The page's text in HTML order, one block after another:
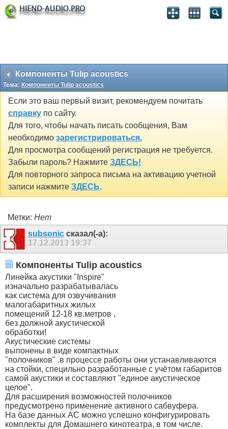
Компоненты Tulip acoustics
Тема: Компоненты Tulip acoustics
Если это ваш первый визит, рекомендуем почитать
справку по сайту.
Для того, чтобы начать писать сообщения, Вам
необходимо зарегистрироваться.
Для просмотра сообщений регистрация не требуется.
Забыли пароль? Нажмите ЗДЕСЬ!
Для повторного запроса письма на активацию учетной
записи нажмите ЗДЕСЬ.
Метки: Нет
subsonic сказал(-а):
17.12.2013 19:37
Компоненты Tulip acoustics
Линейка акустики "Inspire"
изначально разрабатывалась
как система для озвучивания
малогабаритных жилых
помещений 12-18 кв.метров ,
без должной акустической
обработки!
Акустические системы
выпонены в виде компактных
"полочников" .в процессе работы они устанавливаются
на стойки, специльно разработанные с учётом габаритов
самой акустики и составляют "единое акустическое
целое".
Для расширения возможностей полочников
предусмотрено применение активного сабвуфера.
На базе данных АС можно успешно конфигурировать
комплекты для Домашнего кинотеатра, в том числе.